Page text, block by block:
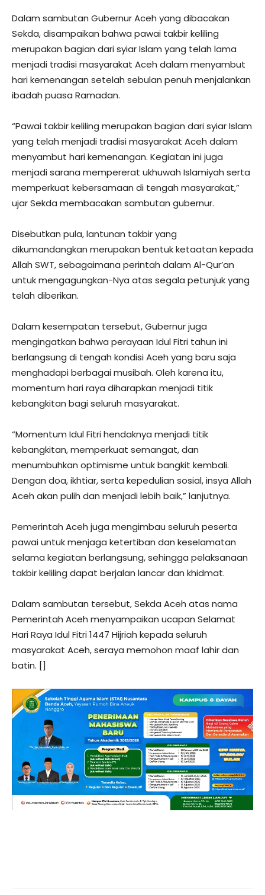
Dalam sambutan Gubernur Aceh yang dibacakan
Sekda, disampaikan bahwa pawai takbir keliling
merupakan bagian dari syiar Islam yang telah lama
menjadi tradisi masyarakat Aceh dalam menyambut
hari kemenangan setelah sebulan penuh menjalankan
ibadah puasa Ramadan.
“Pawai takbir keliling merupakan bagian dari syiar Islam
yang telah menjadi tradisi masyarakat Aceh dalam
menyambut hari kemenangan. Kegiatan ini juga
menjadi sarana mempererat ukhuwah Islamiyah serta
memperkuat kebersamaan di tengah masyarakat,”
ujar Sekda membacakan sambutan gubernur.
Disebutkan pula, lantunan takbir yang
dikumandangkan merupakan bentuk ketaatan kepada
Allah SWT, sebagaimana perintah dalam Al-Qur’an
untuk mengagungkan-Nya atas segala petunjuk yang
telah diberikan.
Dalam kesempatan tersebut, Gubernur juga
mengingatkan bahwa perayaan Idul Fitri tahun ini
berlangsung di tengah kondisi Aceh yang baru saja
menghadapi berbagai musibah. Oleh karena itu,
momentum hari raya diharapkan menjadi titik
kebangkitan bagi seluruh masyarakat.
“Momentum Idul Fitri hendaknya menjadi titik
kebangkitan, memperkuat semangat, dan
menumbuhkan optimisme untuk bangkit kembali.
Dengan doa, ikhtiar, serta kepedulian sosial, insya Allah
Aceh akan pulih dan menjadi lebih baik,” lanjutnya.
Pemerintah Aceh juga mengimbau seluruh peserta
pawai untuk menjaga ketertiban dan keselamatan
selama kegiatan berlangsung, sehingga pelaksanaan
takbir keliling dapat berjalan lancar dan khidmat.
Dalam sambutan tersebut, Sekda Aceh atas nama
Pemerintah Aceh menyampaikan ucapan Selamat
Hari Raya Idul Fitri 1447 Hijriah kepada seluruh
masyarakat Aceh, seraya memohon maaf lahir dan
batin. []